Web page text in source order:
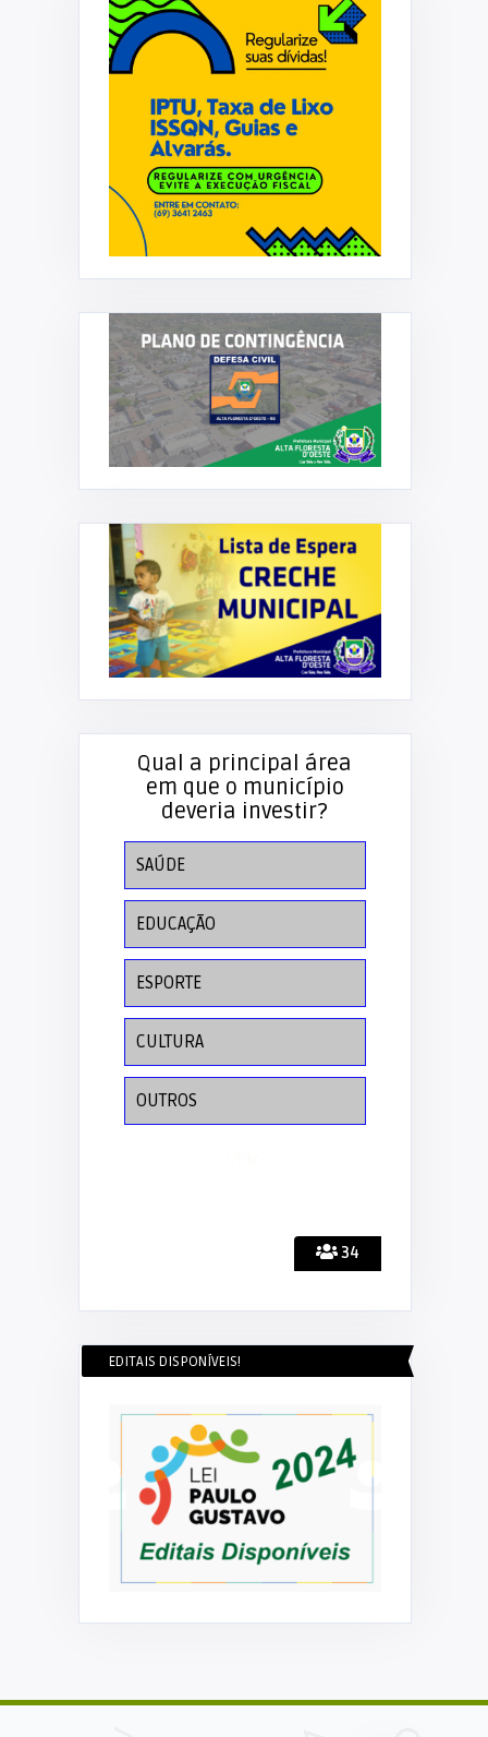
34
Qual a principal área
em que o município
deveria investir?
SAÚDE
EDUCAÇÃO
ESPORTE
CULTURA
OUTROS
EDITAIS DISPONÍVEIS!
de
PREFEITURA INICIA OPERAÇÃO TAPA